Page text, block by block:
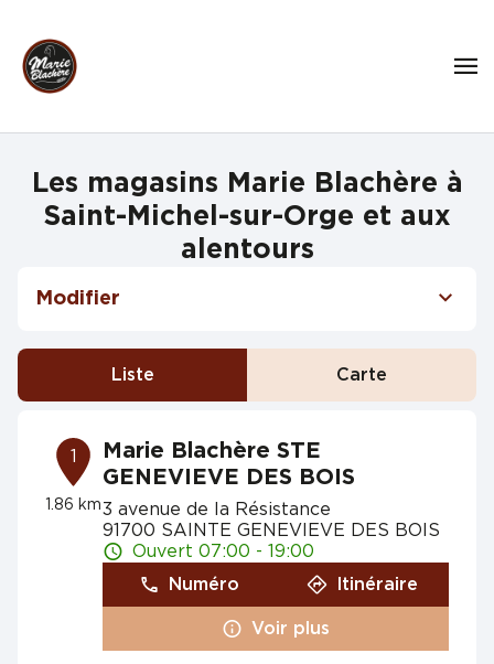
Les magasins Marie Blachère à
Saint-Michel-sur-Orge et aux
alentours
Modifier
Liste Carte
1
1.86 km
Marie Blachère STE
GENEVIEVE DES BOIS
3 avenue de la Résistance
91700 SAINTE GENEVIEVE DES BOIS
Ouvert 07:00 - 19:00
Numéro
Itinéraire
Voir plus